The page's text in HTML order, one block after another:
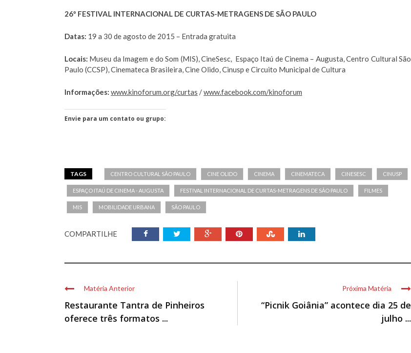
26º FESTIVAL INTERNACIONAL DE CURTAS-METRAGENS DE SÃO PAULO
Datas: 19 a 30 de agosto de 2015 – Entrada gratuita
Locais: Museu da Imagem e do Som (MIS), CineSesc, Espaço Itaú de Cinema – Augusta, Centro Cultural São
Paulo (CCSP), Cinemateca Brasileira, Cine Olido, Cinusp e Circuito Municipal de Cultura
Informações: www.kinoforum.org/curtas /www.facebook.com/kinoforum
Envie para um contato ou grupo:
TAGS CENTRO CULTURAL SÃO PAULO CINE OLIDO CINEMA CINEMATECA CINESESC CINUSP
ESPAÇO ITAÚ DE CINEMA - AUGUSTA FESTIVAL INTERNACIONAL DE CURTAS-METRAGENS DE SÃO PAULO FILMES
MIS MOBILIDADE URBANA SÃO PAULO
COMPARTILHE
Matéria Anterior
Restaurante Tantra de Pinheiros
oferece três formatos ...
Próxima Matéria
“Picnik Goiânia” acontece dia 25 de
julho ...